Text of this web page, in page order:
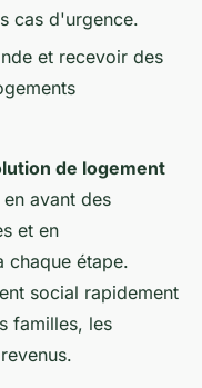
cas d'urgence.
et recevoir des
de logement
avant des
et en
chaque étape.
social rapidement
familles, les